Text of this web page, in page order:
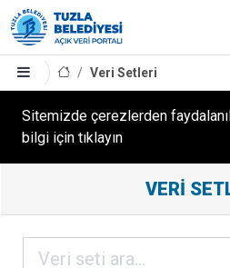
Veri Setleri
Sitemizde çerezlerden
bilgi için tıklayın
Sonuçları
ORGANIZASYONLAR
VERI